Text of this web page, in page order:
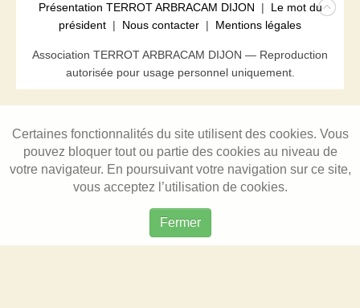
Présentation TERROT ARBRACAM DIJON | Le mot du
président | Nous contacter | Mentions légales
Association TERROT ARBRACAM DIJON — Reproduction
autorisée pour usage personnel uniquement.
Certaines fonctionnalités du site utilisent des cookies. Vous
pouvez bloquer tout ou partie des cookies au niveau de
votre navigateur. En poursuivant votre navigation sur ce site,
vous acceptez l’utilisation de cookies.
Fermer